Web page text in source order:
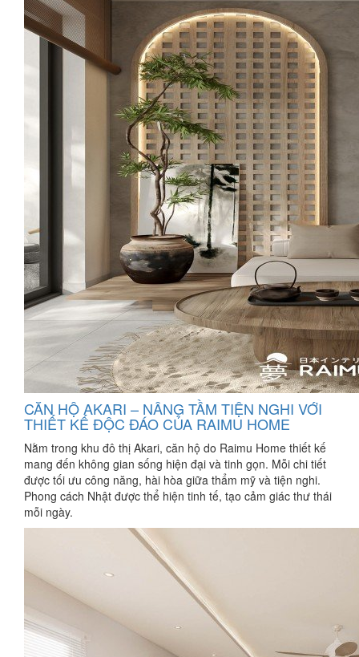
CĂN HỘ AKARI – NÂNG TẦM TIỆN NGHI VỚI
THIẾT KẾ ĐỘC ĐÁO CỦA RAIMU HOME
Nằm trong khu đô thị Akari, căn hộ do Raimu Home thiết kế
mang đến không gian sống hiện đại và tinh gọn. Mỗi chi tiết
được tối ưu công năng, hài hòa giữa thẩm mỹ và tiện nghi.
Phong cách Nhật được thể hiện tinh tế, tạo cảm giác thư thái
mỗi ngày.